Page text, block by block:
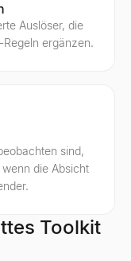
Auslöser, die
Regeln ergänzen.
sind,
die Absicht
Toolkit